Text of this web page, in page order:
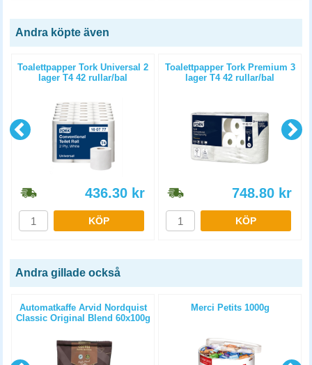
Andra köpte även
Toalettpapper Tork Universal 2
lager T4 42 rullar/bal
436.30 kr
KÖP
Toalettpapper Tork Premium 3
lager T4 42 rullar/bal
748.80 kr
KÖP
Andra gillade också
Automatkaffe Arvid Nordquist
Classic Original Blend 60x100g
Merci Petits 1000g